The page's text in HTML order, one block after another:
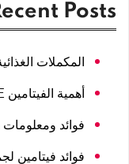
Posts
المكملات
أهمية الفيتامين E في الحفاظ على صحة الجسم
فوائد
فوائد فيتامين